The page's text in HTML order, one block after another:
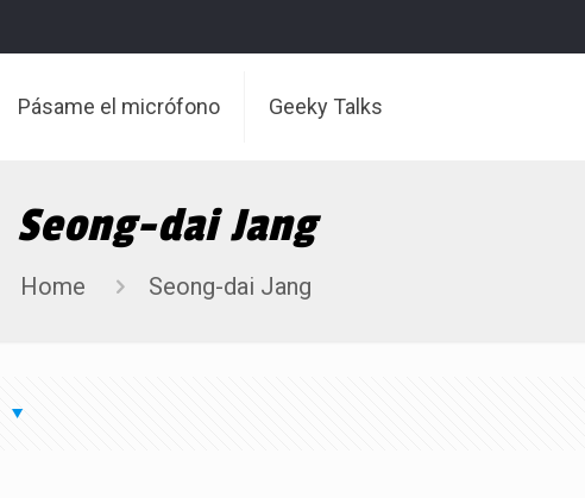
Pásame el micrófono Geeky Talks
Seong-dai Jang
Home Seong-dai Jang